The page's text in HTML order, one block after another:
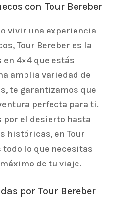
con Tour Bereber
vivir una experiencia
Tour Bereber es la
en 4×4 que estás
amplia variedad de
te garantizamos que
perfecta para ti.
por el desierto hasta
históricas, en Tour
todo lo que necesitas
de tu viaje.
por Tour Bereber